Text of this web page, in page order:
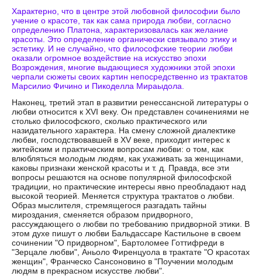
Характерно, что в центре этой любовной философии было
учение о красоте, так как сама природа любви, согласно
определению Платона, характеризовалась как желание
красоты. Это определение органически связывало этику и
эстетику. И не случайно, что философские теории любви
оказали огромное воздействие на искусство эпохи
Возрождения, многие выдающиеся художники этой эпохи
черпали сюжеты своих картин непосредственно из трактатов
Марсилио Фичино и Пикоделла Мираыдола.
Наконец, третий этап в развитии ренессансной литературы о
любви относится к XVI веку. Он представлен сочинениями не
столько философского, сколько практического или
назидательного характера. На смену сложной диалектике
любви, господствовавшей в XV веке, приходит интерес к
житейским и практическим вопросам любви: о том, как
влюбляться молодым людям, как ухаживать за женщинами,
каковы признаки женской красоты и т. д. Правда, все эти
вопросы решаются на основе популярной философской
традиции, но практические интересы явно преобладают над
высокой теорией. Меняется структура трактатов о любви.
Образ мыслителя, стремящегося разгадать тайны
мироздания, сменяется образом придворного,
рассуждающего о любви по требованию придворной этики. В
этом духе пишут о любви Бальдассаре Кастильоне в своем
сочинении "О придворном", Бартоломее Готтифреди в
"Зерцале любви", Аньоло Фиренцуола в трактате "О красотах
женщин", Франческо Сансоновино в "Поучении молодым
людям в прекрасном искусстве любви".